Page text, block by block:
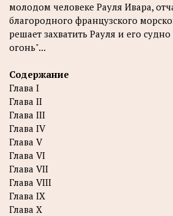
молодом человеке Рауля Ивара,
благородного французского
решает захватить Рауля и его
огонь"...
Содержание
Глава I
Глава II
Глава III
Глава IV
Глава V
Глава VI
Глава VII
Глава VIII
Глава IX
Глава X